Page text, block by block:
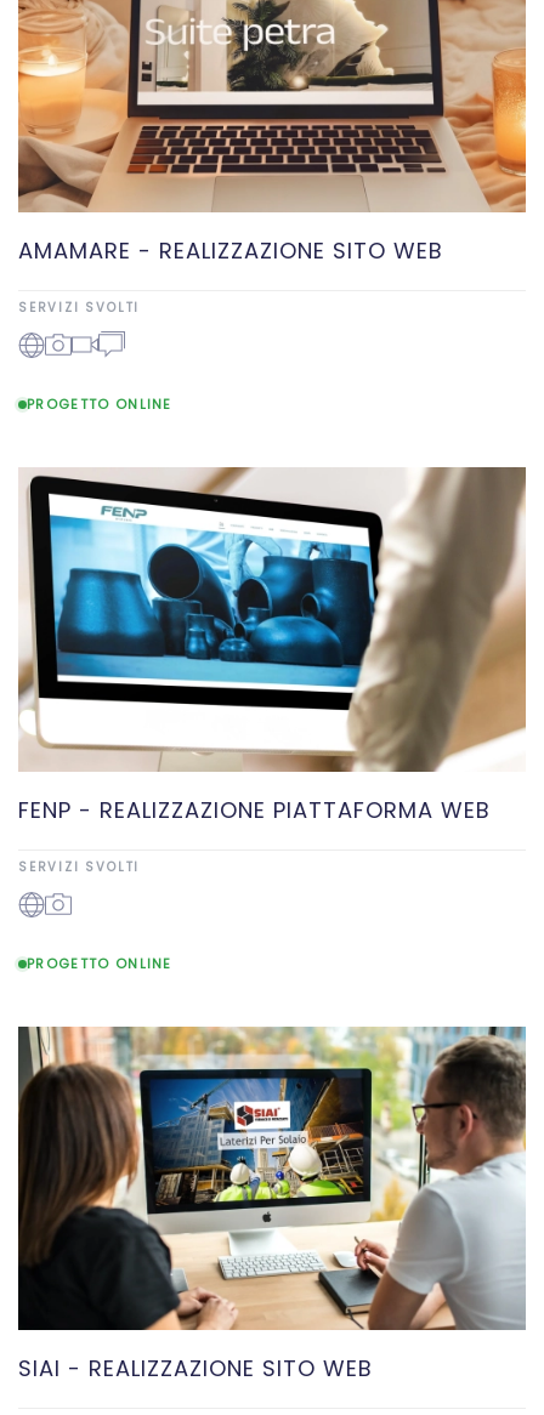
AMAMARE - REALIZZAZIONE SITO WEB
SERVIZI SVOLTI
PROGETTO ONLINE
FENP - REALIZZAZIONE PIATTAFORMA WEB
SERVIZI SVOLTI
PROGETTO ONLINE
SIAI - REALIZZAZIONE SITO WEB